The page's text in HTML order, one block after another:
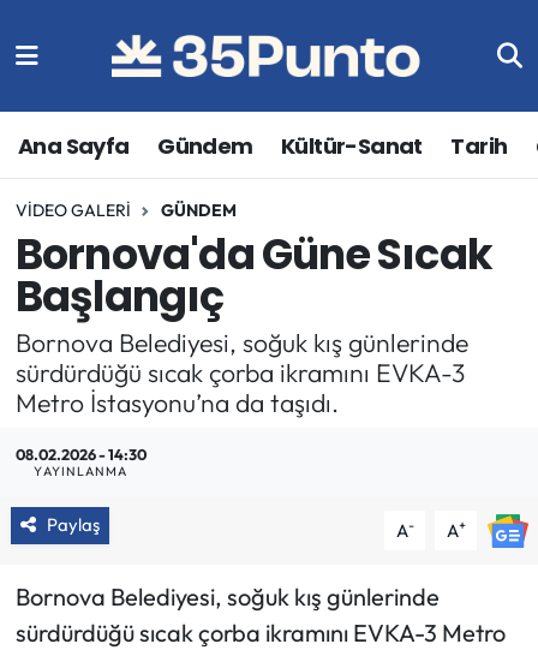
Ana Sayfa Gündem Kültür-Sanat Tarih
VIDEO GALERI GÜNDEM
Bornova'da Güne Sıcak
Başlangıç
Bornova Belediyesi, soğuk kış günlerinde
sürdürdüğü sıcak çorba ikramını EVKA-3
Metro İstasyonu’na da taşıdı.
08.02.2026 - 14:30
YAYINLANMA
Paylaş A- A+
Bornova Belediyesi, soğuk kış günlerinde
sürdürdüğü sıcak çorba ikramını EVKA-3 Metro